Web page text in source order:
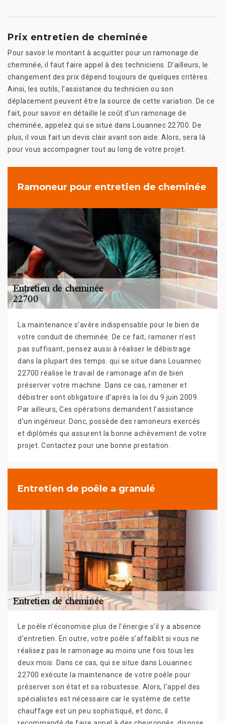
Prix entretien de cheminée
Pour savoir le montant à acquitter pour un ramonage de
cheminée, il faut faire appel à des techniciens. D’ailleurs, le
changement des prix dépend toujours de quelques critères.
Ainsi, les outils, l’assistance du technicien ou son
déplacement peuvent être la source de cette variation. De ce
fait, pour savoir en détaille le coût d’un ramonage de
cheminée, appelez qui se situe dans Louannec 22700. De
plus, il vous fait un devis clair avant son aide. Alors, sera là
pour vous accompagner tout au long de votre projet.
Ramoneur pour entretien de cheminée
La maintenance s’avère indispensable pour le bien de
votre conduit de cheminée. De ce fait, ramoner n’est
pas suffisant, pensez aussi à réaliser le débistrage
dans la plupart des temps. qui se situe dans Louannec
22700 réalise le travail de ramonage afin de bien
préserver votre machine. Dans ce cas, ramoner et
débistrer sont obligatoire d’après la loi du 9 juin 2009.
Par ailleurs, Ces opérations demandent l’assistance
d’un ingénieur. Donc, possède des ramoneurs exercés
et diplômés qui assurent la bonne achèvement de votre
projet. Contactez pour une bonne prestation.
Entretien de poêle a granulé
Le poêle n’économise plus de l’énergie s’il y a absence
d’entretien. En outre, votre poêle s’affaiblit si vous ne
réalisez pas le ramonage au moins une fois tous les
deux mois. Dans ce cas, qui se situe dans Louannec
22700 exécute la maintenance de votre poêle pour
préserver son état et sa robustesse. Alors, l’appel des
spécialistes est nécessaire car le système de cette
chauffage est un peu sophistiqué, et donc, il